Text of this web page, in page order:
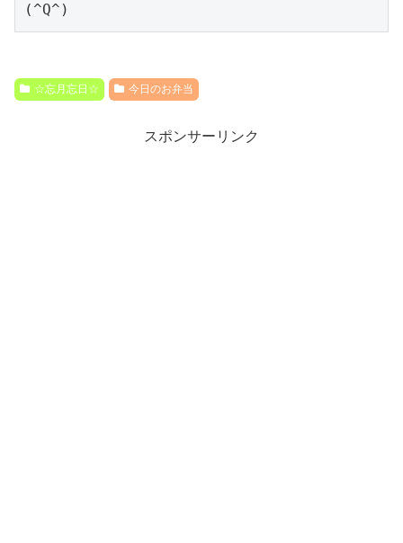
(^Q^)
☆忘月忘日☆ 今日のお弁当
スポンサーリンク